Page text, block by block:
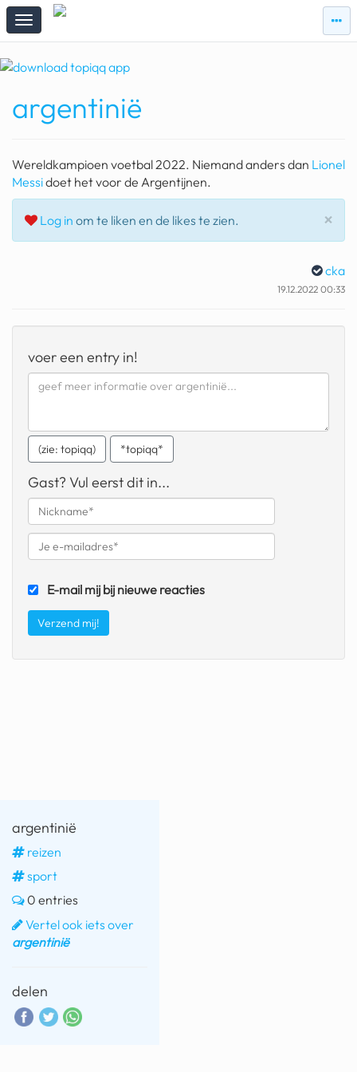
zie
topiqqs
zie
#vandaag
Topiqqs Reacties
ark van noach
pokemon kaarten
fomo
geochelone yniphora
blokker
dubai chocolade
it really whips the llama s
chinese automerken
bakelse princess taart
yusuf dikeç
duitsland
chevrolet mohawk
argentinië
Wereldkampioen voetbal 2022. Niemand anders dan Lionel
Messidoet het voor de Argentijnen.
×
Log in om te liken en de likes te zien.
cka
19.12.2022 00:33
voer een entry in!
(zie: topiqq) *topiqq*
Gast? Vul eerst dit in...
E-mail mij bij nieuwe reacties
argentinië
reizen
sport
0 entries
Vertel ook iets over
argentinië
delen